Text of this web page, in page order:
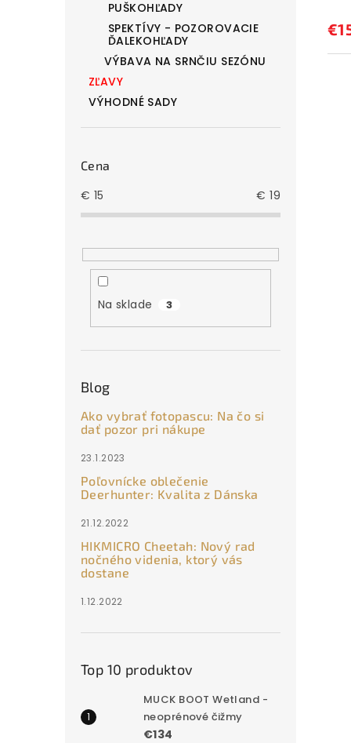
PUŠKOHĽADY
SPEKTÍVY - POZOROVACIE
ĎALEKOHĽADY
VÝBAVA NA SRNČIU SEZÓNU
ZĽAVY
VÝHODNÉ SADY
Cena
€ 15 €19
Na sklade 3
Blog
Ako vybrať fotopascu: Na čo si
dať pozor pri nákupe
23.1.2023
Poľovnícke oblečenie
Deerhunter: Kvalita z Dánska
21.12.2022
HIKMICRO Cheetah: Nový rad
nočného videnia, ktorý vás
dostane
1.12.2022
Top 10 produktov
MUCK BOOT Wetland -
neoprénové čižmy
€134